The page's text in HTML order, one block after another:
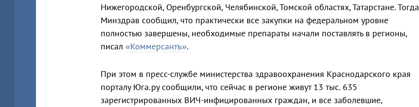
Нижегородской, Оренбургской, Челябинской, Томской областях, Татарстане. Тогда
Минздрав сообщил, что практически все закупки на федеральном уровне
полностью завершены, необходимые препараты начали поставлять в регионы,
писал «Коммерсантъ».
При этом в пресс-службе министерства здравоохранения Краснодарского края
порталу Юга.ру сообщили, что сейчас в регионе живут 13 тыс. 635
зарегистрированных ВИЧ-инфицированных граждан, и все заболевшие,